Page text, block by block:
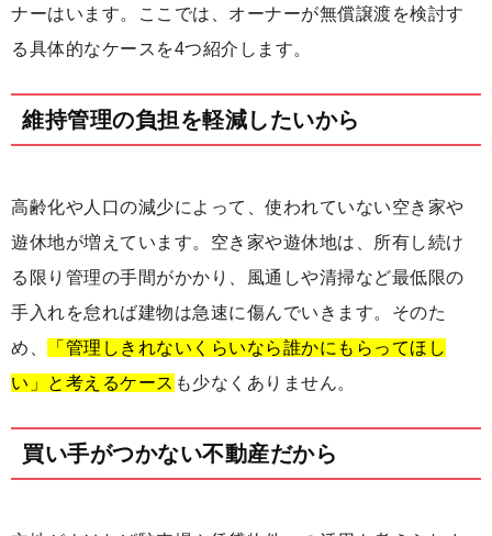
ナーはいます。ここでは、オーナーが無償譲渡を検討す
る具体的なケースを4つ紹介します。
維持管理の負担を軽減したいから
高齢化や人口の減少によって、使われていない空き家や
遊休地が増えています。空き家や遊休地は、所有し続け
る限り管理の手間がかかり、風通しや清掃など最低限の
手入れを怠れば建物は急速に傷んでいきます。そのた
め、
「管理しきれないくらいなら誰かにもらってほし
い」と考えるケース も少なくありません。
買い手がつかない不動産だから